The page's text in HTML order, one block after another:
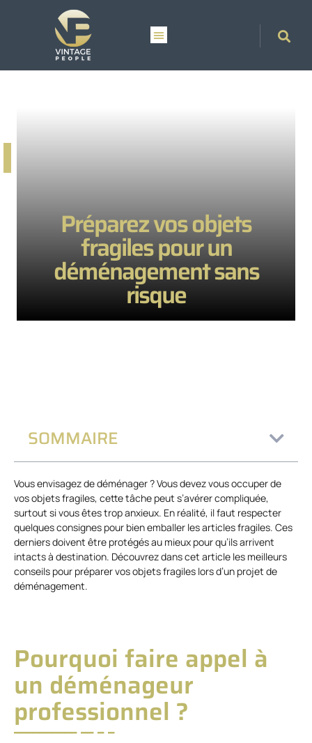
Préparez vos objets
fragiles pour un
déménagement sans
risque
SOMMAIRE
Vous envisagez de déménager ? Vous devez vous occuper de
vos objets fragiles, cette tâche peut s’avérer compliquée,
surtout si vous êtes trop anxieux. En réalité, il faut respecter
quelques consignes pour bien emballer les articles fragiles. Ces
derniers doivent être protégés au mieux pour qu’ils arrivent
intacts à destination. Découvrez dans cet article les meilleurs
conseils pour préparer vos objets fragiles lors d’un projet de
déménagement.
Pourquoi faire appel à
un déménageur
professionnel ?